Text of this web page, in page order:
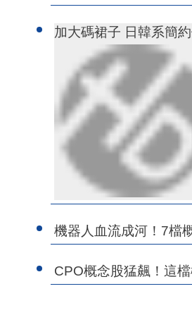
加大碼裙子 日韓系簡
機器人血流成河！7檔
CPO概念股猛飆！這